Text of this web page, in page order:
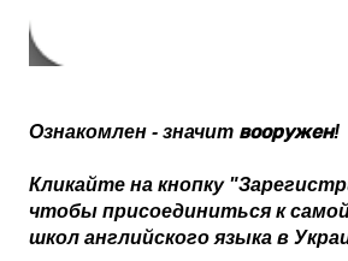
Ознакомлен - значит вооружен!
Кликайте на кнопку
чтобы присоединиться к
школ английского языка в